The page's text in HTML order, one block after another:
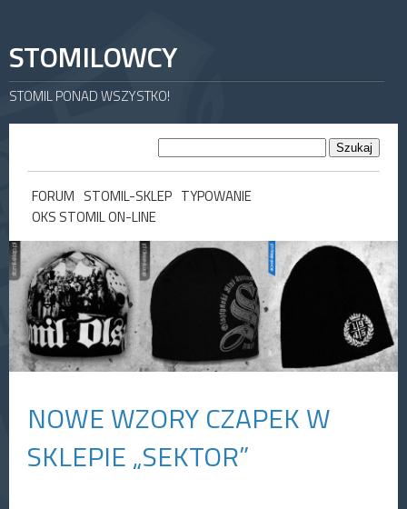
STOMILOWCY
STOMIL PONAD WSZYSTKO!
FORUM STOMIL-SKLEP TYPOWANIE
OKS STOMIL ON-LINE
NOWE WZORY CZAPEK W
SKLEPIE „SEKTOR”